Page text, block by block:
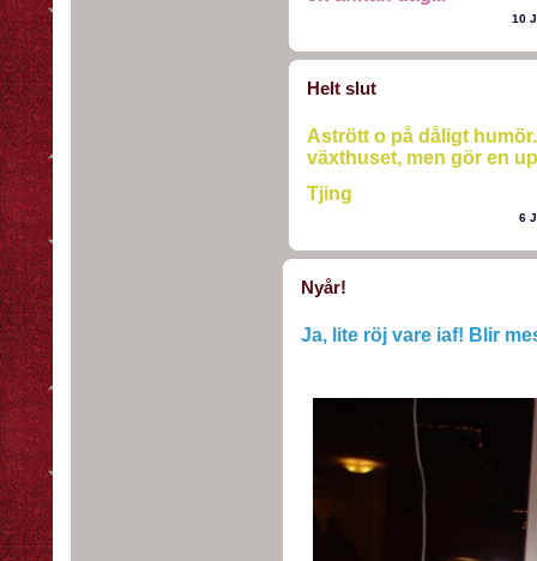
10
Helt slut
Astrött o på dåligt
växthuset, men gör en
Tjing
6
Nyår!
Ja, lite röj vare iaf! Blir